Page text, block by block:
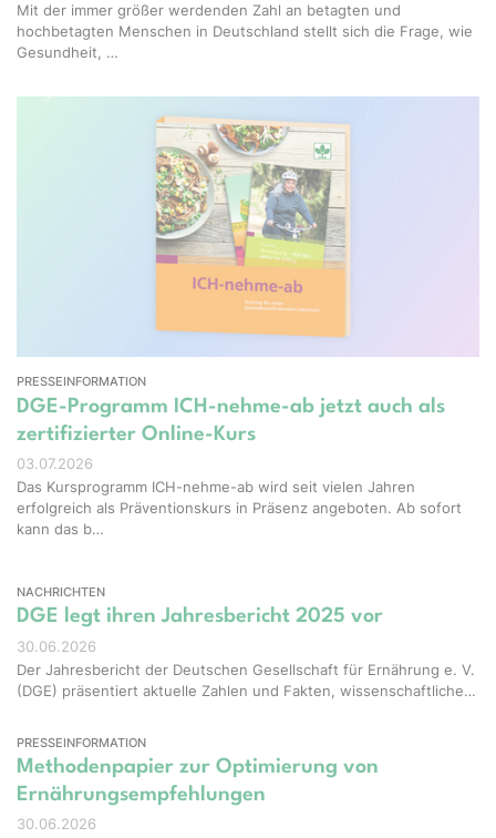
Mit der immer größer werdenden Zahl an betagten und
hochbetagten Menschen in Deutschland stellt sich die Frage, wie
Gesundheit, …
PRESSEINFORMATION
DGE-Programm ICH-nehme-ab jetzt auch als
zertifizierter Online-Kurs
03.07.2026
Das Kursprogramm ICH-nehme-ab wird seit vielen Jahren
erfolgreich als Präventionskurs in Präsenz angeboten. Ab sofort
kann das b…
NACHRICHTEN
DGE legt ihren Jahresbericht 2025 vor
30.06.2026
Der Jahresbericht der Deutschen Gesellschaft für Ernährung e. V.
(DGE) präsentiert aktuelle Zahlen und Fakten, wissenschaftliche…
PRESSEINFORMATION
Methodenpapier zur Optimierung von
Ernährungsempfehlungen
30.06.2026